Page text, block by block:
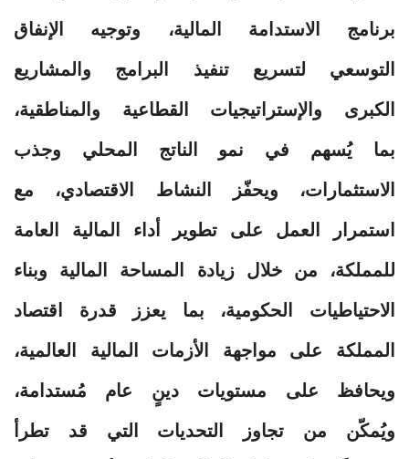
برنامج الاستدامة المالية، وتوجيه الإنفاق
التوسعي لتسريع تنفيذ البرامج والمشاريع
الكبرى والإستراتيجيات القطاعية والمناطقية،
بما يُسهم في نمو الناتج المحلي وجذب
الاستثمارات، ويحفّز النشاط الاقتصادي، مع
استمرار العمل على تطوير أداء المالية العامة
للمملكة، من خلال زيادة المساحة المالية وبناء
الاحتياطيات الحكومية، بما يعزز قدرة اقتصاد
المملكة على مواجهة الأزمات المالية العالمية،
ويحافظ على مستويات دينٍ عام مُستدامة،
ويُمكّن من تجاوز التحديات التي قد تطرأ